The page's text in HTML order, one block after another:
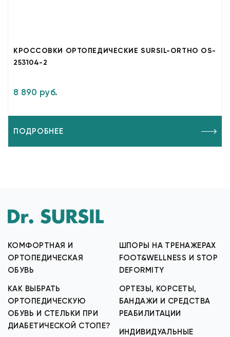
КРОССОВКИ ОРТОПЕДИЧЕСКИЕ SURSIL-ORTHO OS-
253104-2
8 890 руб.
ПОДРОБНЕЕ
КОМФОРТНАЯ И
ОРТОПЕДИЧЕСКАЯ
ОБУВЬ
КАК ВЫБРАТЬ
ОРТОПЕДИЧЕСКУЮ
ОБУВЬ И СТЕЛЬКИ ПРИ
ДИАБЕТИЧЕСКОЙ СТОПЕ?
ШПОРЫ НА ТРЕНАЖЕРАХ
FOOT&WELLNESS И STOP
DEFORMITY
ОРТЕЗЫ, КОРСЕТЫ,
БАНДАЖИ И СРЕДСТВА
РЕАБИЛИТАЦИИ
ИНДИВИДУАЛЬНЫЕ